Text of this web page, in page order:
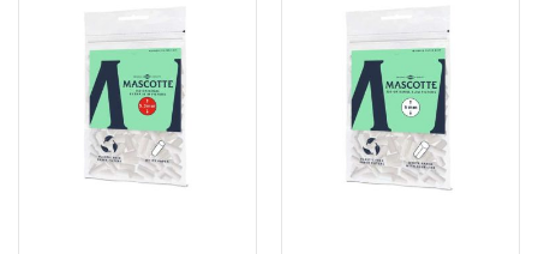
gekozen
worden
gekozen
worden